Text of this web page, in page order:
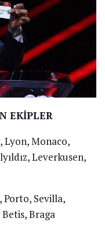
EKİPLER
Lyon, Monaco,
Leverkusen,
Porto, Sevilla,
Braga